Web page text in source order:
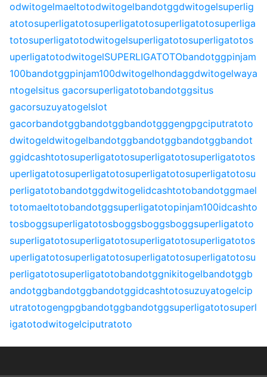
odwitogelmaeltotodwitogelbandotggdwitogelsuperlig
atotosuperligatotosuperligatotosuperligatotosuperliga
totosuperligatotodwitogelsuperligatotosuperligatotos
uperligatotodwitogelSUPERLIGATOTObandotggpinjam
100bandotggpinjam100dwitogelhondaggdwitogelwaya
ntogelsitus gacorsuperligatotobandotggsitus
gacorsuzuyatogelslot
gacorbandotggbandotggbandotgggengpgciputratoto
dwitogeldwitogelbandotggbandotggbandotggbandot
ggidcashtotosuperligatotosuperligatotosuperligatotos
uperligatotosuperligatotosuperligatotosuperligatotosu
perligatotobandotggdwitogelidcashtotobandotggmael
totomaeltotobandotggsuperligatotopinjam100idcashto
tosboggsuperligatotosboggsboggsboggsuperligatoto
superligatotosuperligatotosuperligatotosuperligatotos
uperligatotosuperligatotosuperligatotosuperligatotosu
perligatotosuperligatotobandotggnikitogelbandotggb
andotggbandotggbandotggidcashtotosuzuyatogelcip
utratotogengpgbandotggbandotggsuperligatotosuperl
igatotodwitogelciputratoto